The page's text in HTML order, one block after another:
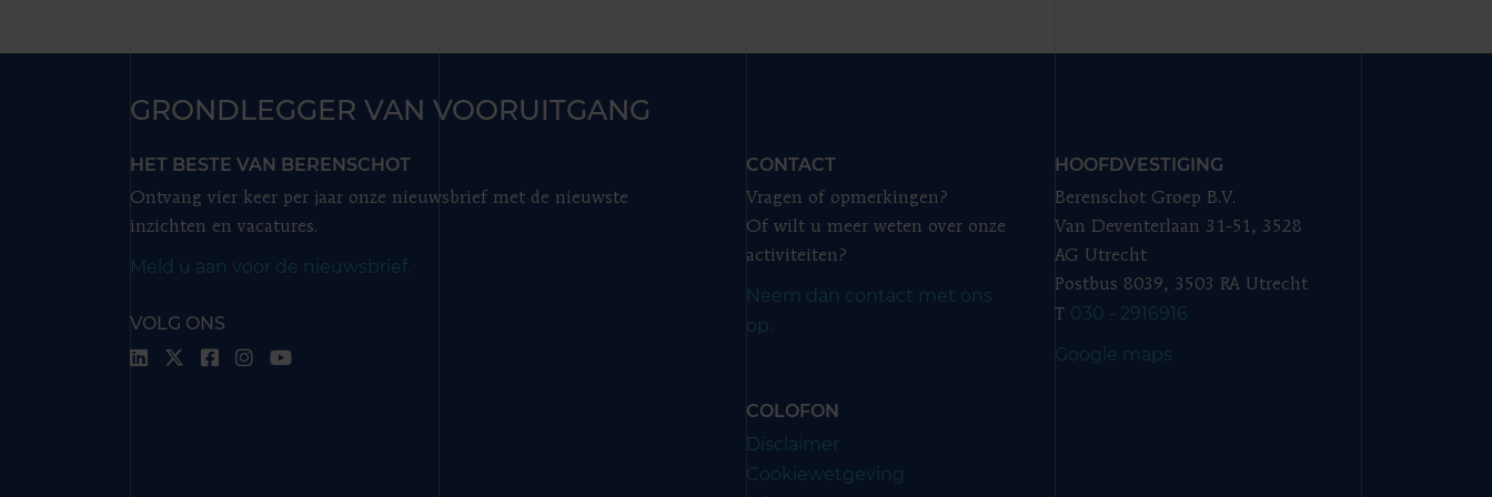
GRONDLEGGER VAN VOORUITGANG
HET BESTE VAN BERENSCHOT
Ontvang vier keer per jaar onze nieuwsbrief met de nieuwste
inzichten en vacatures.
Meld u aan voor de nieuwsbrief.
VOLG ONS
CONTACT
Vragen of opmerkingen?
Of wilt u meer weten over onze
activiteiten?
Neem dan contact met ons
op.
HOOFDVESTIGING
Berenschot Groep B.V.
Van Deventerlaan 31-51, 3528
AG Utrecht
Postbus 8039, 3503 RA Utrecht
T 030 - 2916916
Google maps
COLOFON
Disclaimer
Cookiewetgeving